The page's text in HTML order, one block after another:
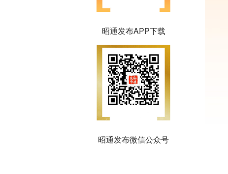
昭通发布APP下载
昭通发布微信公众号